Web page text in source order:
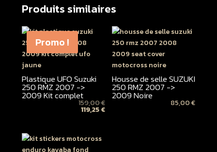
Produits similaires
Promo !
Plastique UFO Suzuki
250 RMZ 2007 ->
2009 Kit complet
159,00€
119,25€
Housse de selle SUZUKI
250 RMZ 2007 ->
2009 Noire
85,00€